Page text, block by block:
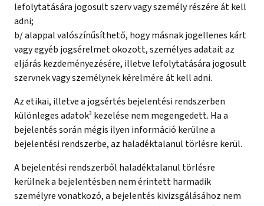
lefolytatására jogosult szerv vagy személy részére át kell
adni;
b/ alappal valószínűsíthető, hogy másnak jogellenes kárt
vagy egyéb jogsérelmet okozott, személyes adatait az
eljárás kezdeményezésére, illetve lefolytatására jogosult
szervnek vagy személynek kérelmére át kell adni.
Az etikai, illetve a jogsértés bejelentési rendszerben
különleges adatok3 kezelése nem megengedett. Ha a
bejelentés során mégis ilyen információ kerülne a
bejelentési rendszerbe, az haladéktalanul törlésre kerül.
A bejelentési rendszerből haladéktalanul törlésre
kerülnek a bejelentésben nem érintett harmadik
személyre vonatkozó, a bejelentés kivizsgálásához nem